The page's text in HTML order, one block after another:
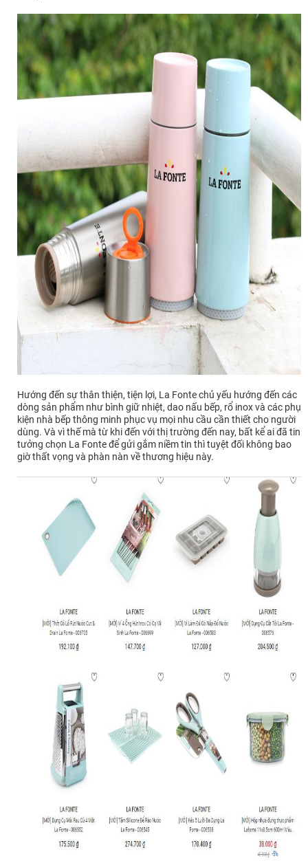
Hướng đến sự thân thiện, tiện lợi, La Fonte chủ yếu hướng đến các
dòng sản phẩm như bình giữ nhiệt, dao nấu bếp, rổ inox và các phụ
kiện nhà bếp thông minh phục vụ mọi nhu cầu cần thiết cho người
dùng. Và vì thế mà từ khi đến với thị trường đến nay, bất kể ai đã tin
tưởng chọn La Fonte để gửi gắm niềm tin thì tuyệt đối không bao
giờ thất vọng và phàn nàn về thương hiệu này.